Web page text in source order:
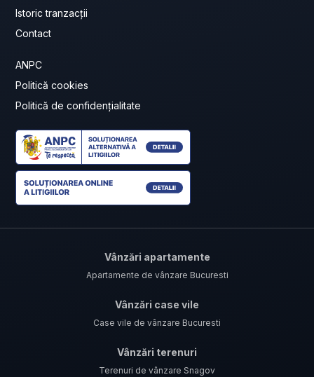
Istoric tranzacții
Contact
ANPC
Politică cookies
Politică de confidențialitate
Vânzări apartamente
Apartamente de vânzare Bucuresti
Vânzări case vile
Case vile de vânzare Bucuresti
Vânzări terenuri
Terenuri de vânzare Snagov